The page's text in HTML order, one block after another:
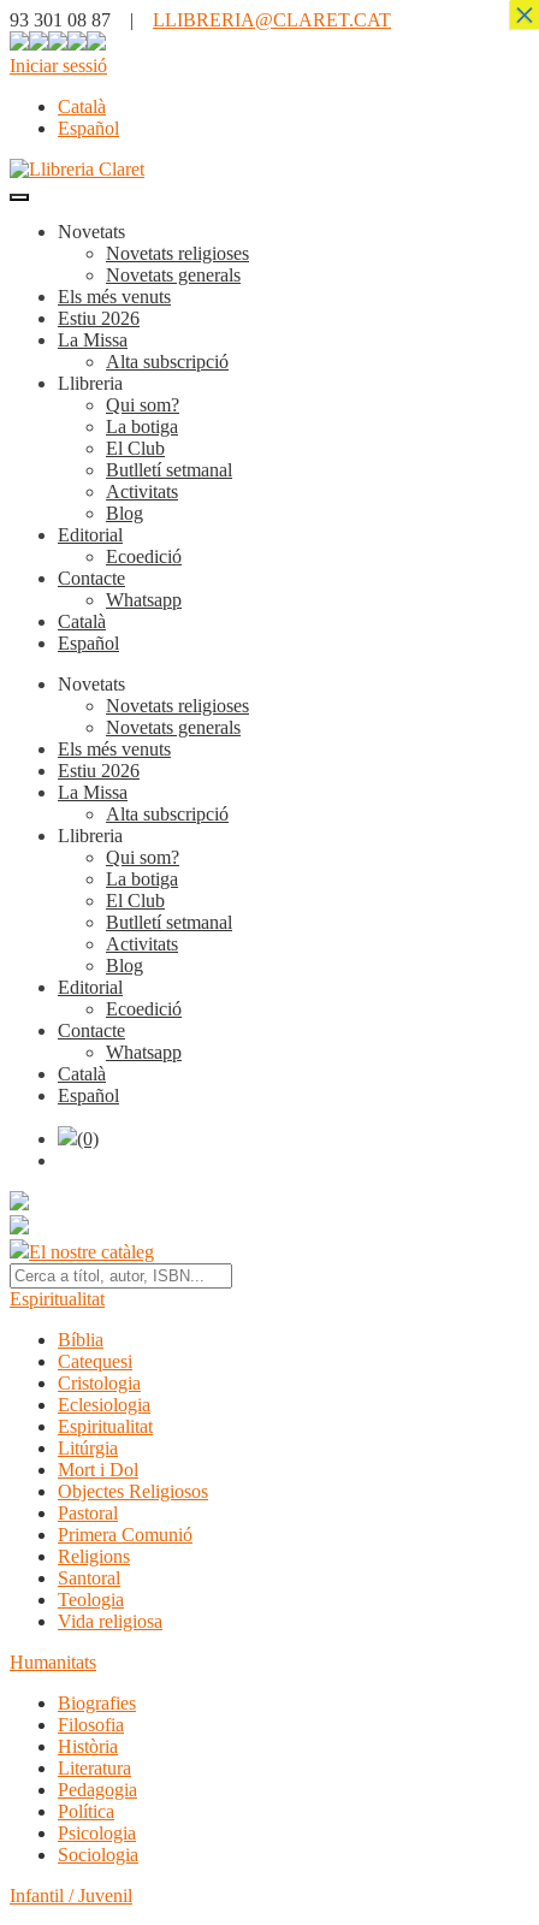
93 301 08 87 | LLIBRERIA@CLARET.CAT
Iniciar sessió
Català
Español
Novetats
Novetats religioses
Novetats generals
Els més venuts
Estiu 2026
La Missa
Alta subscripció
Llibreria
Qui som?
La botiga
El Club
Butlletí setmanal
Activitats
Blog
Editorial
Ecoedició
Contacte
Whatsapp
Català
Español
Novetats
Novetats religioses
Novetats generals
Els més venuts
Estiu 2026
La Missa
Alta subscripció
Llibreria
Qui som?
La botiga
El Club
Butlletí setmanal
Activitats
Blog
Editorial
Ecoedició
Contacte
Whatsapp
Català
Español
(0)
El nostre catàleg
Espiritualitat
Bíblia
Catequesi
Cristologia
Eclesiologia
Espiritualitat
Litúrgia
Mort i Dol
Objectes Religiosos
Pastoral
Primera Comunió
Religions
Santoral
Teologia
Vida religiosa
Humanitats
Biografies
Filosofia
Història
Literatura
Pedagogia
Política
Psicologia
Sociologia
Infantil / Juvenil
×